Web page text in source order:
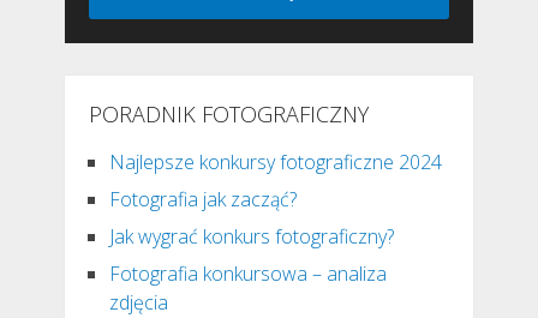
PORADNIK FOTOGRAFICZNY
Najlepsze konkursy fotograficzne 2024
Fotografia jak zacząć?
Jak wygrać konkurs fotograficzny?
Fotografia konkursowa – analiza
zdjęcia